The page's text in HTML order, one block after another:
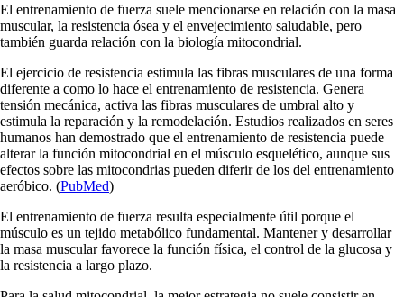
El entrenamiento de fuerza suele mencionarse en relación con la masa
muscular, la resistencia ósea y el envejecimiento saludable, pero
también guarda relación con la biología mitocondrial.
El ejercicio de resistencia estimula las fibras musculares de una forma
diferente a como lo hace el entrenamiento de resistencia. Genera
tensión mecánica, activa las fibras musculares de umbral alto y
estimula la reparación y la remodelación. Estudios realizados en seres
humanos han demostrado que el entrenamiento de resistencia puede
alterar la función mitocondrial en el músculo esquelético, aunque sus
efectos sobre las mitocondrias pueden diferir de los del entrenamiento
aeróbico. (PubMed)
El entrenamiento de fuerza resulta especialmente útil porque el
músculo es un tejido metabólico fundamental. Mantener y desarrollar
la masa muscular favorece la función física, el control de la glucosa y
la resistencia a largo plazo.